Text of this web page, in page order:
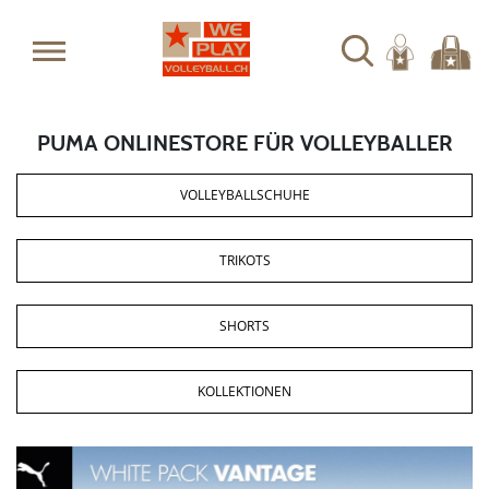
PUMA ONLINESTORE FÜR VOLLEYBALLER
VOLLEYBALLSCHUHE
TRIKOTS
SHORTS
KOLLEKTIONEN